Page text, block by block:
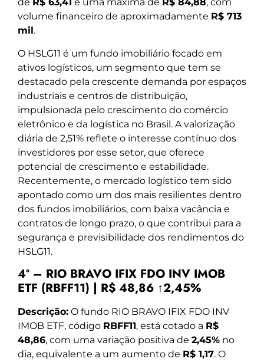
de R$ 63,41 e uma máxima de R$ 84,88, com
volume financeiro de aproximadamente R$ 713
mil.
O HSLG11 é um fundo imobiliário focado em
ativos logísticos, um segmento que tem se
destacado pela crescente demanda por espaços
industriais e centros de distribuição,
impulsionada pelo crescimento do comércio
eletrônico e da logística no Brasil. A valorização
diária de 2,51% reflete o interesse contínuo dos
investidores por esse setor, que oferece
potencial de crescimento e estabilidade.
Recentemente, o mercado logístico tem sido
apontado como um dos mais resilientes dentro
dos fundos imobiliários, com baixa vacância e
contratos de longo prazo, o que contribui para a
segurança e previsibilidade dos rendimentos do
HSLG11.
4º – RIO BRAVO IFIX FDO INV IMOB
ETF (RBFF11) | R$ 48,86 ↑2,45%
Descrição: O fundo RIO BRAVO IFIX FDO INV
IMOB ETF, código RBFF11, está cotado a R$
48,86, com uma variação positiva de 2,45% no
dia, equivalente a um aumento de R$ 1,17. O